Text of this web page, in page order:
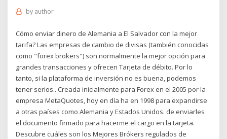
by author
Cómo enviar dinero de Alemania a El Salvador con la mejor
tarifa? Las empresas de cambio de divisas (también conocidas
como "forex brokers") son normalmente la mejor opción para
grandes transacciones y ofrecen Tarjeta de débito. Por lo
tanto, si la plataforma de inversión no es buena, podemos
tener serios.. Creada inicialmente para Forex en el 2005 por la
empresa MetaQuotes, hoy en día ha en 1998 para expandirse
a otras países como Alemania y Estados Unidos. de enviarles
el documento firmado para hacerme el cargo en la tarjeta.
Descubre cuáles son los Mejores Brókers regulados de